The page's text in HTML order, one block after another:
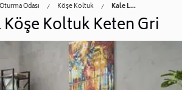
Oturma Odası Köşe Koltuk Kale L...
Köşe Koltuk Keten Gri